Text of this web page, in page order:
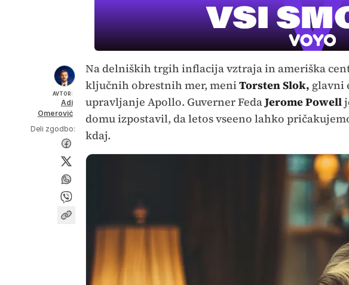
AVTOR:
Adi
Omerović
Deli zgodbo:
Na delniških trgih inflacija vztraja in ameriška
ključnih obrestnih mer, meniTorsten Slok, glavni
upravljanje Apollo. Guverner FedaJerome Powell
domu izpostavil, da letos vseeno lahko
kdaj.